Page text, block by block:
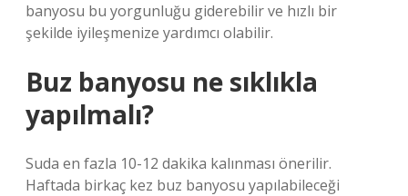
banyosu bu yorgunluğu giderebilir ve hızlı bir
şekilde iyileşmenize yardımcı olabilir.
Buz banyosu ne sıklıkla
yapılmalı?
Suda en fazla 10-12 dakika kalınması önerilir.
Haftada birkaç kez buz banyosu yapılabileceği